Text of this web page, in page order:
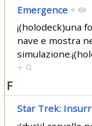
Emergence +
¡(holodeck)una
nave e mostra
+
F
Star Trek: